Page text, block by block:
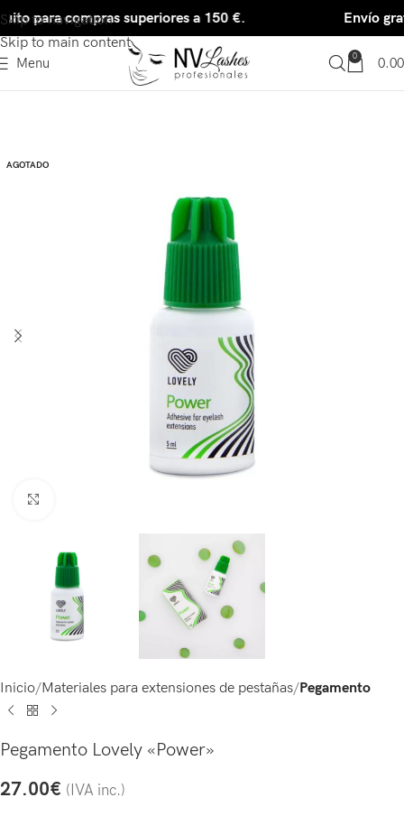
Skip to navigation
Skip to main content
para compras superiores a 150 €. Envío
Menu 0 0.00
AGOTADO
Inicio Materiales para extensiones de pestañas Pegamento
Pegamento Lovely «Power»
27.00€ (IVA inc.)